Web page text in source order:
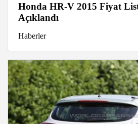
Honda HR-V 2015 Fiyat
Açıklandı
Haberler